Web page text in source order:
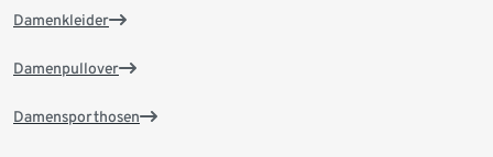
Damenkleider
Damenpullover
Damensporthosen